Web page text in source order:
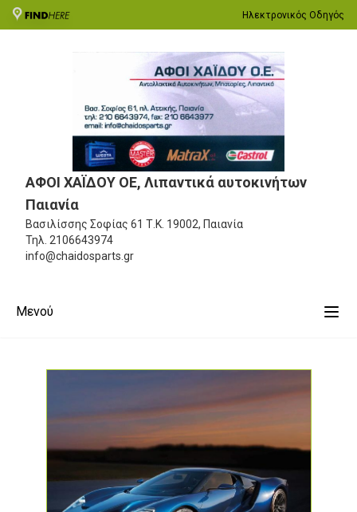
Ηλεκτρονικός Οδηγός
ΑΦΟΙ ΧΑΪΔΟΥ ΟΕ, Λιπαντικά αυτοκινήτων
Παιανία
Βασιλίσσης Σοφίας 61 Τ.Κ. 19002, Παιανία
Τηλ. 2106643974
info@chaidosparts.gr
Μενού